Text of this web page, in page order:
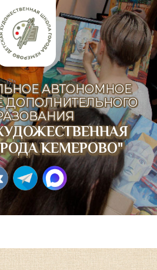
АВТОНОМНОЕ
ДОПОЛНИТЕЛЬНОГО
КЕМЕРОВО"